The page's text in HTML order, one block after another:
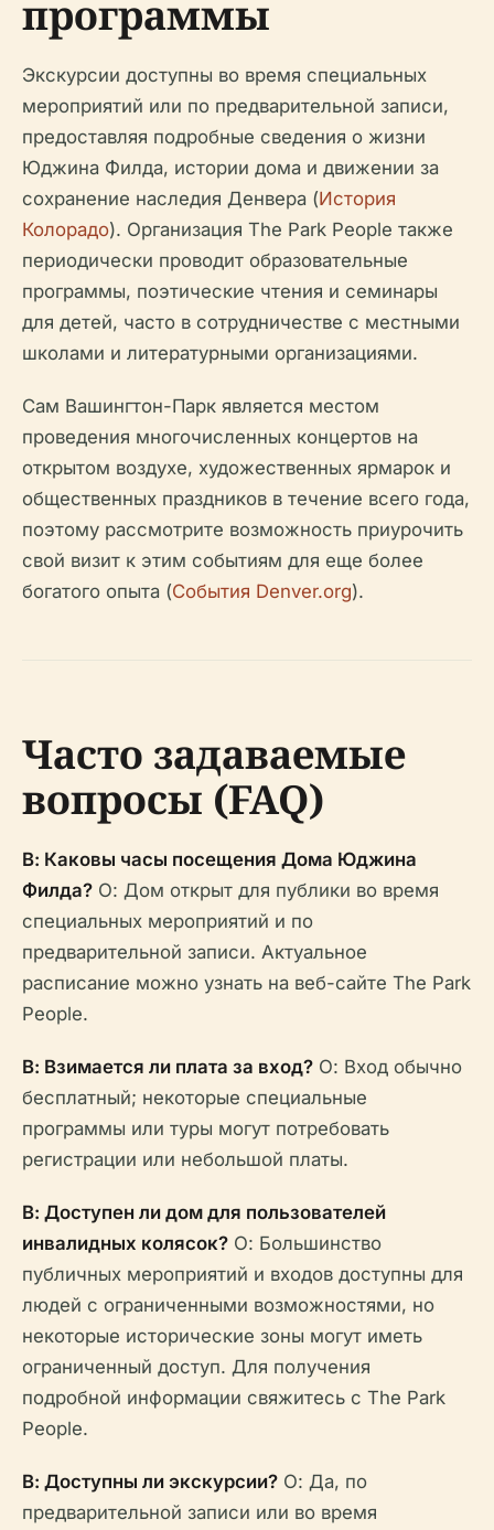
программы
Экскурсии доступны во время специальных
мероприятий или по предварительной записи,
предоставляя подробные сведения о жизни
Юджина Филда, истории дома и движении за
сохранение наследия Денвера (История
Колорадо). Организация The Park People также
периодически проводит образовательные
программы, поэтические чтения и семинары
для детей, часто в сотрудничестве с местными
школами и литературными организациями.
Сам Вашингтон-Парк является местом
проведения многочисленных концертов на
открытом воздухе, художественных ярмарок и
общественных праздников в течение всего года,
поэтому рассмотрите возможность приурочить
свой визит к этим событиям для еще более
богатого опыта (События Denver.org).
Часто задаваемые
вопросы (FAQ)
В: Каковы часы посещения Дома Юджина
Филда? О: Дом открыт для публики во время
специальных мероприятий и по
предварительной записи. Актуальное
расписание можно узнать на веб-сайте The Park
People.
В: Взимается ли плата за вход? О: Вход обычно
бесплатный; некоторые специальные
программы или туры могут потребовать
регистрации или небольшой платы.
В: Доступен ли дом для пользователей
инвалидных колясок? О: Большинство
публичных мероприятий и входов доступны для
людей с ограниченными возможностями, но
некоторые исторические зоны могут иметь
ограниченный доступ. Для получения
подробной информации свяжитесь с The Park
People.
В: Доступны ли экскурсии? О: Да, по
предварительной записи или во время